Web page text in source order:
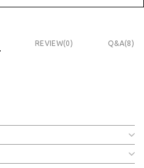
REVIEW(0) Q&A(8)